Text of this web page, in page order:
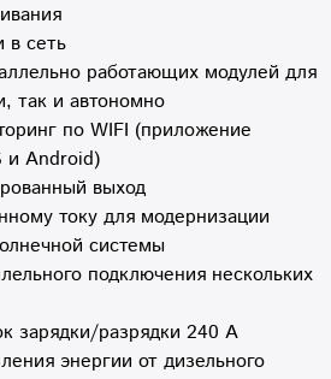
в сеть
работающих модулей для
так и автономно
по WIFI (приложение
и Android)
выход
току для модернизации
системы
подключения нескольких
зарядки/разрядки 240 А
энергии от дизельного